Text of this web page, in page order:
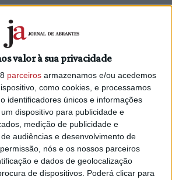
valor à sua privacidade
parceiros armazenamos e/ou acedemos
como cookies, e processamos
identificadores únicos e informações
dispositivo para publicidade e
medição de publicidade e
audiências e desenvolvimento de
nós e os nossos parceiros
e dados de geolocalização
de dispositivos. Poderá clicar para
recebeu ontem, dia 6 de
“Município Amigo do Desporto”, numa
Galeria Municipal Vieira da Silva, em
do Desporto foi recebida pela chefe
e pelo chefe de Unidade de
Vítor Frutuoso.
da Câmara, refere que “este
da atividade que o Município
no concelho na promoção de
e da atividade física”.